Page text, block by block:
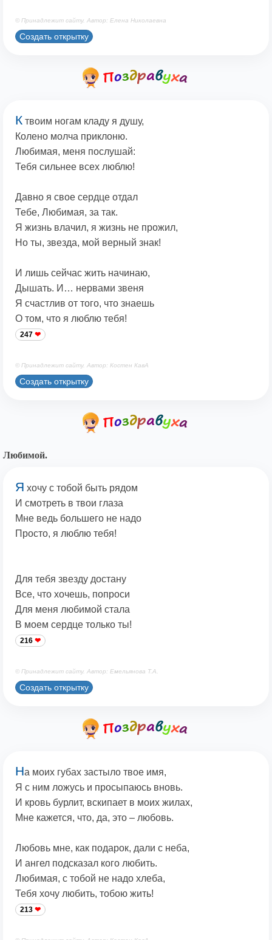
© Принадлежит сайту. Автор: Елена Николаевна
Создать открытку
К твоим ногам кладу я душу,
Колено молча приклоню.
Любимая, меня послушай:
Тебя сильнее всех люблю!
Давно я свое сердце отдал
Тебе, Любимая, за так.
Я жизнь влачил, я жизнь не прожил,
Но ты, звезда, мой верный знак!
И лишь сейчас жить начинаю,
Дышать. И… нервами звеня
Я счастлив от того, что знаешь
О том, что я люблю тебя!
247
© Принадлежит сайту. Автор: Костен КавА
Создать открытку
Любимой.
Я хочу с тобой быть рядом
И смотреть в твои глаза
Мне ведь большего не надо
Просто, я люблю тебя!
Для тебя звезду достану
Все, что хочешь, попроси
Для меня любимой стала
В моем сердце только ты!
216
© Принадлежит сайту. Автор: Емельянова Т.А.
Создать открытку
На моих губах застыло твое имя,
Я с ним ложусь и просыпаюсь вновь.
И кровь бурлит, вскипает в моих жилах,
Мне кажется, что, да, это – любовь.
Любовь мне, как подарок, дали с неба,
И ангел подсказал кого любить.
Любимая, с тобой не надо хлеба,
Тебя хочу любить, тобою жить!
213